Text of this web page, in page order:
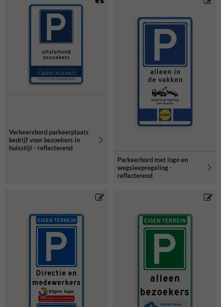
Verkeersbord parkeerplaats
bedrijf voor bezoekers in
huisstijl - reflecterend
Parkeerbord met logo en
wegsleepregeling -
reflecterend